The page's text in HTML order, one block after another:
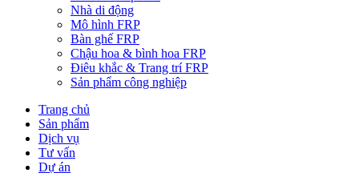
Nhà di động
Mô hình FRP
Bàn ghế FRP
Chậu hoa & bình hoa FRP
Điêu khắc & Trang trí FRP
Sản phẩm công nghiệp
Trang chủ
Sản phẩm
Dịch vụ
Tư vấn
Dự án